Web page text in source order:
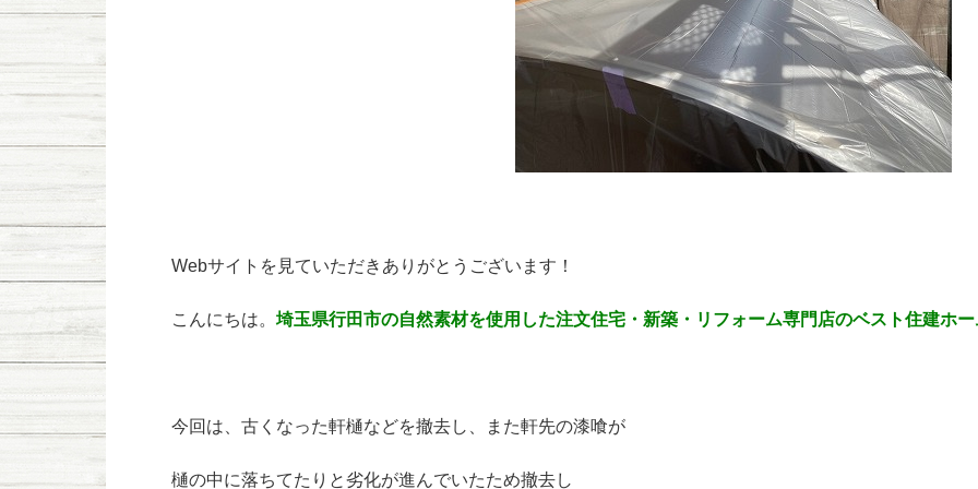
Webサイトを見ていただきありがとうございます！
こんにちは。 埼玉県行田市の自然素材を使用した注文住宅・新築・リフォーム専門店のベスト住建ホ
今回は、古くなった軒樋などを撤去し、また軒先の漆喰が
樋の中に落ちてたりと劣化が進んでいたため撤去し